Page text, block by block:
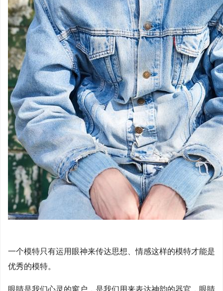
一个模特只有运用眼神来传达思想、情感这样的模特才能是
优秀的模特。